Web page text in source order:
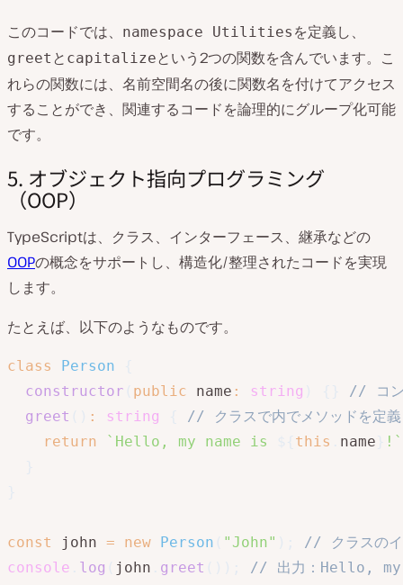
このコードでは、 namespace Utilities を定義し、
greet と capitalizeという2つの関数を含んでいます。こ
れらの関数には、名前空間名の後に関数名を付けてアクセス
することができ、関連するコードを論理的にグループ化可能
です。
5. オブジェクト指向プログラミング
（OOP）
TypeScriptは、クラス、インターフェース、継承などの
OOPの概念をサポートし、構造化/整理されたコードを実現
します。
たとえば、以下のようなものです。
class Person
constructor
public name : string
// コン
greet
: string
// クラスで内でメソッドを定義
return
` Hello, my name is this name ! `
const john = new Person "John"
// クラスのイ
console
log john greet // 出力：Hello,